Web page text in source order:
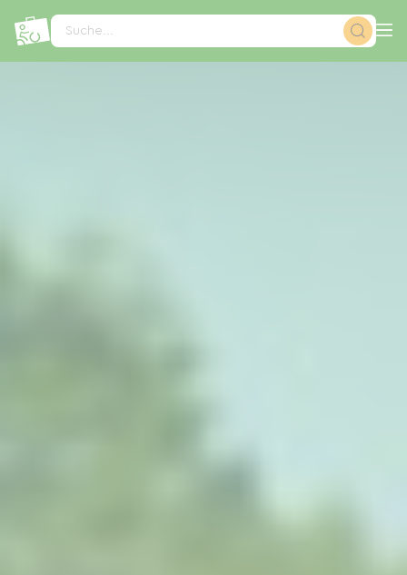
Suche...
Cookie-Einstellungen